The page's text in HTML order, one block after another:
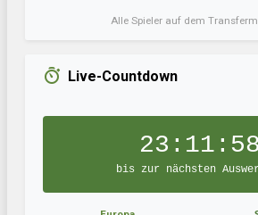
Alle Spieler auf dem
Live-Countdown
23:11:58
bis zur nächsten